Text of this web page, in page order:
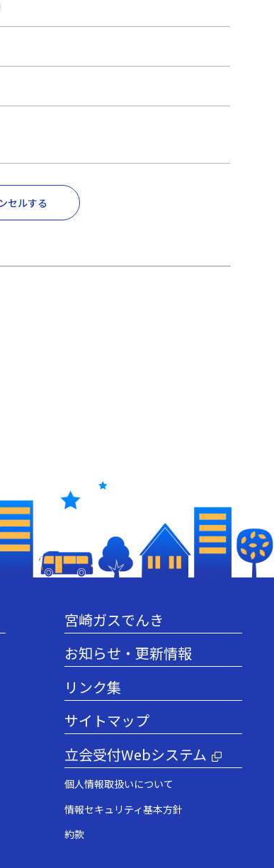
セルする
宮崎ガスでんき
お知らせ・更新情報
リンク集
サイトマップ
立会受付Webシステム
個人情報取扱いについて
情報セキュリティ基本方針
約款